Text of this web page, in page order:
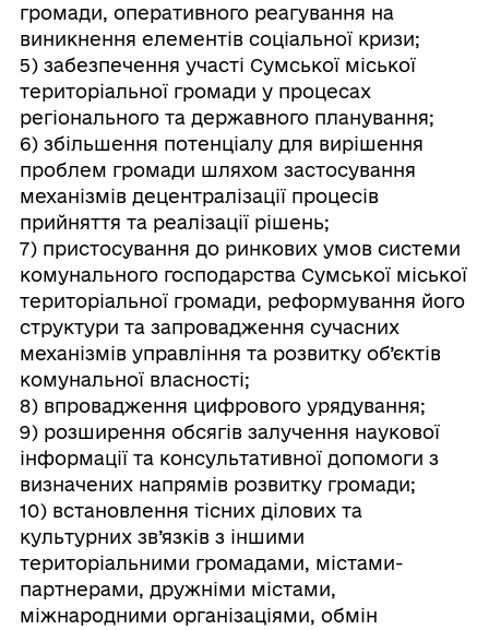
громади, оперативного реагування на
виникнення елементів соціальної кризи;
5) забезпечення участі Сумської міської
територіальної громади у процесах
регіонального та державного планування;
6) збільшення потенціалу для вирішення
проблем громади шляхом застосування
механізмів децентралізації процесів
прийняття та реалізації рішень;
7) пристосування до ринкових умов системи
комунального господарства Сумської міської
територіальної громади, реформування його
структури та запровадження сучасних
механізмів управління та розвитку об’єктів
комунальної власності;
8) впровадження цифрового урядування;
9) розширення обсягів залучення наукової
інформації та консультативної допомоги з
визначених напрямів розвитку громади;
10) встановлення тісних ділових та
культурних зв’язків з іншими
територіальними громадами, містами-
партнерами, дружніми містами,
міжнародними організаціями, обмін